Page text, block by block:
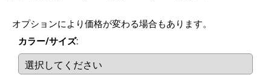
オプションにより価格が変わる場合もあります。
カラー/サイズ: